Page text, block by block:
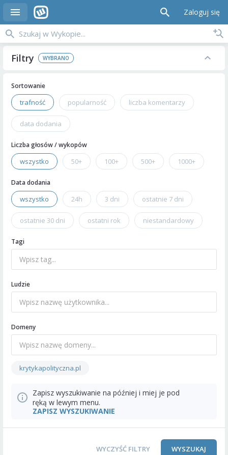
Zaloguj się
Filtry
Sortowanie
trafność popularność liczba komentarzy
data dodania
Liczba głosów / wykopów
wszystko 50+ 100+ 500+ 1000+
Data dodania
wszystko 24h 3 dni ostatnie 7 dni
ostatnie 30 dni ostatni rok niestandardowy
Tagi
Ludzie
Domeny
krytykapolityczna.pl
Zapisz wyszukiwanie na później i miej je pod
ręką w lewym menu.
ZAPISZ WYSZUKIWANIE
WYCZYŚĆ FILTRY WYSZUKAJ